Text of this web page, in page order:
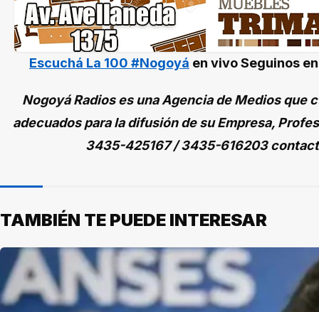
Escuchá La 100 #Nogoyá en vivoSeguinos
Nogoyá Radios es una Agencia de Medios
adecuados para la difusión de su Empresa,
3435-425167 / 3435-616203
TAMBIÉN TE PUEDE INTERESAR